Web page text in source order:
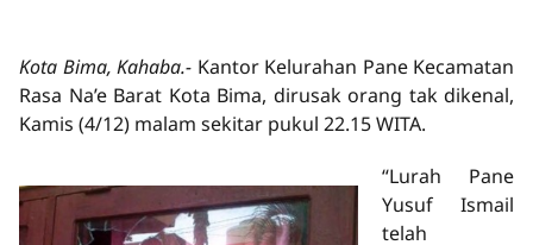
Kota Bima, Kahaba.- Kantor Kelurahan Pane Kecamatan
Rasa Na’e Barat Kota Bima, dirusak orang tak dikenal,
Kamis (4/12) malam sekitar pukul 22.15 WITA.
“Lurah Pane
Yusuf Ismail
telah